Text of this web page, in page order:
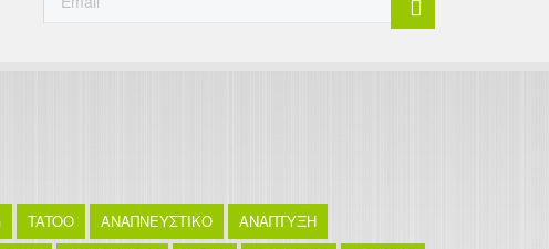
TATOO ΑΝΑΠΝΕΥΣΤΙΚΟ
ΑΝΑΠΤΥΞΗ